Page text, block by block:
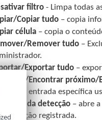
filtro - Limpa todas
Copiar tudo – copia
célula – copia o
Remover tudo –
Exportar tudo –
Encontrar
a entrada específica
da detecção – abre
registrada.